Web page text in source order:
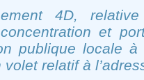
4D,
et
publique locale
relatif à